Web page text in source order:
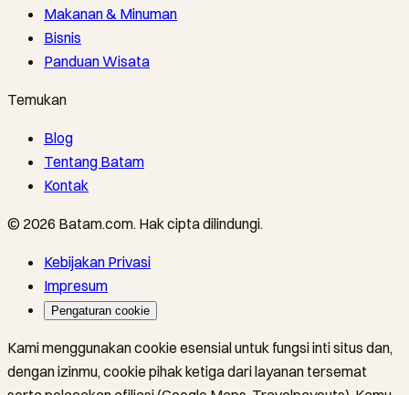
Makanan & Minuman
Bisnis
Panduan Wisata
Temukan
Blog
Tentang Batam
Kontak
© 2026 Batam.com. Hak cipta dilindungi.
Kebijakan Privasi
Impresum
Pengaturan cookie
Kami menggunakan cookie esensial untuk fungsi inti situs dan,
dengan izinmu, cookie pihak ketiga dari layanan tersemat